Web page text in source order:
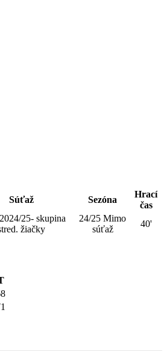
Súťaž Sezóna
Hrací
čas
25- skupina
žiačky
24/25 Mimo
súťaž
40'